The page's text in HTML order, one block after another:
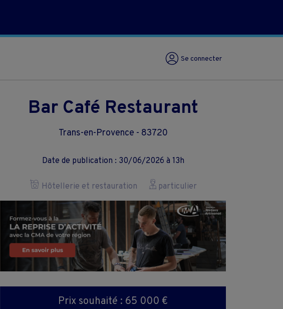
Se connecter
Bar Café Restaurant
Trans-en-Provence - 83720
Date de publication : 30/06/2026 à 13h
Hôtellerie et restauration particulier
Prix souhaité : 65 000 €